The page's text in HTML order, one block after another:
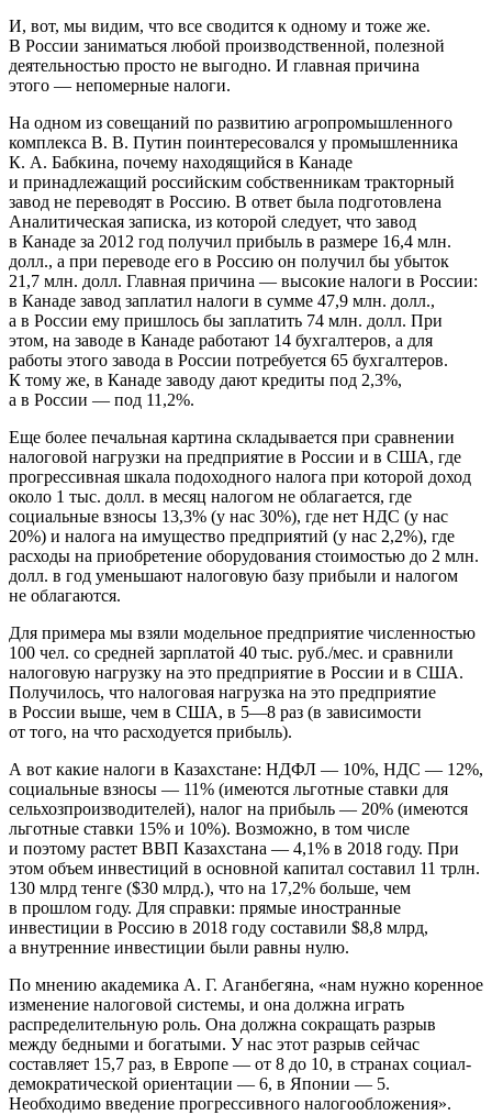
И, вот, мы видим, что все сводится к одному и тоже же.
В России заниматься любой производственной, полезной
деятельностью просто не выгодно. И главная причина
этого — непомерные налоги.
На одном из совещаний по развитию агропромышленного
комплекса В. В. Путин поинтересовался у промышленника
К. А. Бабкина, почему находящийся в Канаде
и принадлежащий российским собственникам тракторный
завод не переводят в Россию. В ответ была подготовлена
Аналитическая записка, из которой следует, что завод
в Канаде за 2012 год получил прибыль в размере 16,4 млн.
долл., а при переводе его в Россию он получил бы убыток
21,7 млн. долл. Главная причина — высокие налоги в России:
в Канаде завод заплатил налоги в сумме 47,9 млн. долл.,
а в России ему пришлось бы заплатить 74 млн. долл. При
этом, на заводе в Канаде работают 14 бухгалтеров, а для
работы этого завода в России потребуется 65 бухгалтеров.
К тому же, в Канаде заводу дают кредиты под 2,3%,
а в России — под 11,2%.
Еще более печальная картина складывается при сравнении
налоговой нагрузки на предприятие в России и в США, где
прогрессивная шкала подоходного налога при которой доход
около 1 тыс. долл. в месяц налогом не облагается, где
социальные взносы 13,3% (у нас 30%), где нет НДС (у нас
20%) и налога на имущество предприятий (у нас 2,2%), где
расходы на приобретение оборудования стоимостью до 2 млн.
долл. в год уменьшают налоговую базу прибыли и налогом
не облагаются.
Для примера мы взяли модельное предприятие численностью
100 чел. со средней зарплатой 40 тыс. руб./мес. и сравнили
налоговую нагрузку на это предприятие в России и в США.
Получилось, что налоговая нагрузка на это предприятие
в России выше, чем в США, в 5—8 раз (в зависимости
от того, на что расходуется прибыль).
А вот какие налоги в Казахстане: НДФЛ — 10%, НДС — 12%,
социальные взносы — 11% (имеются льготные ставки для
сельхозпроизводителей), налог на прибыль — 20% (имеются
льготные ставки 15% и 10%). Возможно, в том числе
и поэтому растет ВВП Казахстана — 4,1% в 2018 году. При
этом объем инвестиций в основной капитал составил 11 трлн.
130 млрд тенге ($30 млрд.), что на 17,2% больше, чем
в прошлом году. Для справки: прямые иностранные
инвестиции в Россию в 2018 году составили $8,8 млрд,
а внутренние инвестиции были равны нулю.
По мнению академика А. Г. Аганбегяна, «нам нужно коренное
изменение налоговой системы, и она должна играть
распределительную роль. Она должна сокращать разрыв
между бедными и богатыми. У нас этот разрыв сейчас
составляет 15,7 раз, в Европе — от 8 до 10, в странах социал-
демократической ориентации — 6, в Японии — 5.
Необходимо введение прогрессивного налогообложения».